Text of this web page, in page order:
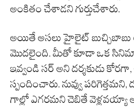
అంకితం చేశాడని గుర్తుచేశారు.
అయితే అసలు హైలైట్ బుచ్చిబాబు
మొదలైంది. మీతో కూడా ఒక
ఇవ్వండి సర్ అని దర్శకుడు
స్పందించారు. నువ్వు పరిగెత్తమని,
గాల్లో ఎగరమని చెబితే వెళ్లవయ్యా